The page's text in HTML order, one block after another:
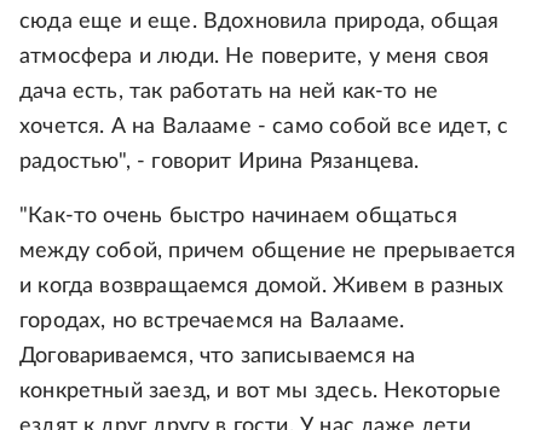
сюда еще и еще. Вдохновила природа, общая
атмосфера и люди. Не поверите, у меня своя
дача есть, так работать на ней как-то не
хочется. А на Валааме - само собой все идет, с
радостью", - говорит Ирина Рязанцева.
"Как-то очень быстро начинаем общаться
между собой, причем общение не прерывается
и когда возвращаемся домой. Живем в разных
городах, но встречаемся на Валааме.
Договариваемся, что записываемся на
конкретный заезд, и вот мы здесь. Некоторые